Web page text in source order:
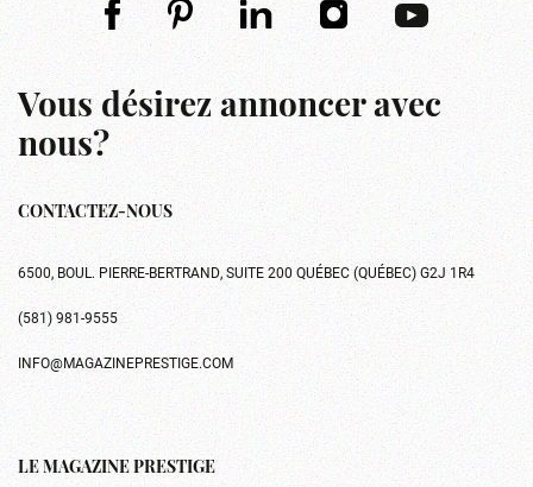
Vous désirez annoncer avec
nous?
CONTACTEZ-NOUS
6500, BOUL. PIERRE-BERTRAND, SUITE 200 QUÉBEC (QUÉBEC) G2J 1R4
(581) 981-9555
INFO@MAGAZINEPRESTIGE.COM
LE MAGAZINE PRESTIGE